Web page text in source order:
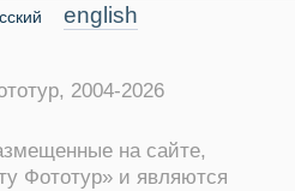
english
2004-2026
на сайте,
Фототур» и являются